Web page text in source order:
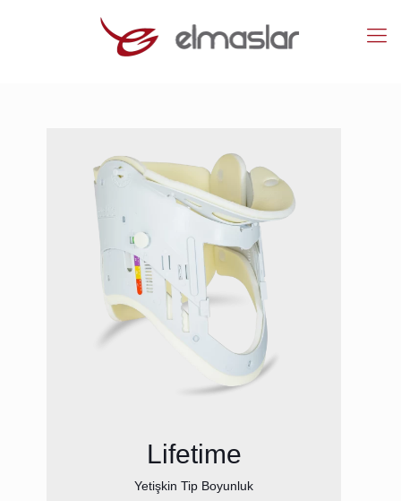
Lifetime
Yetişkin Tip Boyunluk